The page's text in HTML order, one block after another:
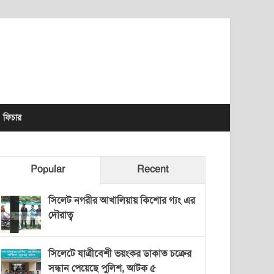
ফিচার
Popular Recent
সিলেট নগরীর আখালিয়ায় কিশোর গ্যং এর
দৌরাত্ব
সিলেটে যাত্রীবেশী ভয়ংকর ডাকাত চক্রের
সন্ধান পেয়েছে পুলিশ, আটক ৫